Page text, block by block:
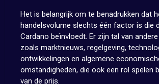
Het is belangrijk om te benadrukken dat
handelsvolume slechts één factor is die
Cardano beïnvloedt. Er zijn tal van
zoals marktnieuws, regelgeving,
ontwikkelingen en algemene
omstandigheden, die ook een rol spelen
van de prijs.